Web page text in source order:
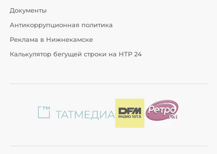
Документы
Антикоррупционная политика
Реклама в Нижнекамске
Калькулятор бегущей строки на НТР 24